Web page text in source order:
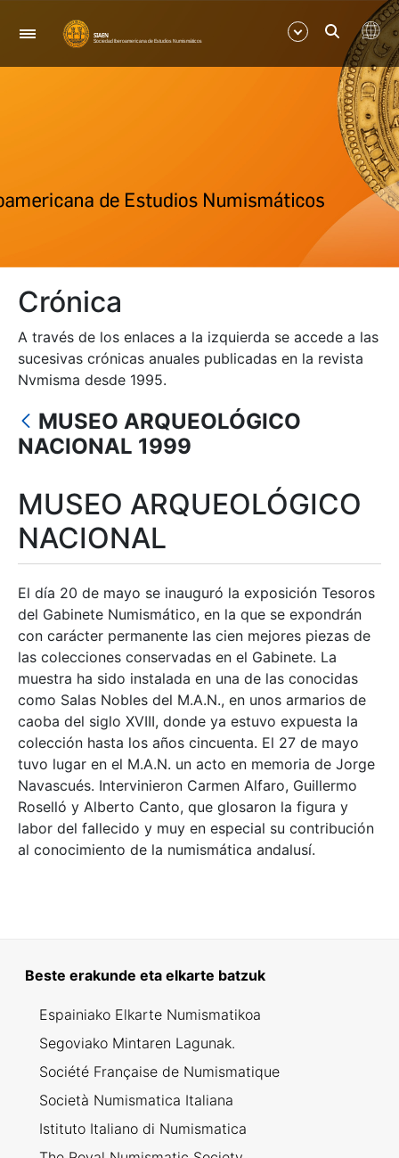
Nabigazioa
Erakutsi/Ezkutatu
Erakutsi/Ezkutatu
Crónica
A través de los enlaces a la izquierda se accede a las
sucesivas crónicas anuales publicadas en la revista
Nvmisma desde 1995.
MUSEO ARQUEOLÓGICO
NACIONAL 1999
MUSEO ARQUEOLÓGICO
NACIONAL
El día 20 de mayo se inauguró la exposición Tesoros
del Gabinete Numismático, en la que se expondrán
con carácter permanente las cien mejores piezas de
las colecciones conservadas en el Gabinete. La
muestra ha sido instalada en una de las conocidas
como Salas Nobles del M.A.N., en unos armarios de
caoba del siglo XVIII, donde ya estuvo expuesta la
colección hasta los años cincuenta. El 27 de mayo
tuvo lugar en el M.A.N. un acto en memoria de Jorge
Navascués. Intervinieron Carmen Alfaro, Guillermo
Roselló y Alberto Canto, que glosaron la figura y
labor del fallecido y muy en especial su contribución
al conocimiento de la numismática andalusí.
Beste erakunde eta elkarte batzuk
Espainiako Elkarte Numismatikoa
Segoviako Mintaren Lagunak.
Société Française de Numismatique
Società Numismatica Italiana
Istituto Italiano di Numismatica